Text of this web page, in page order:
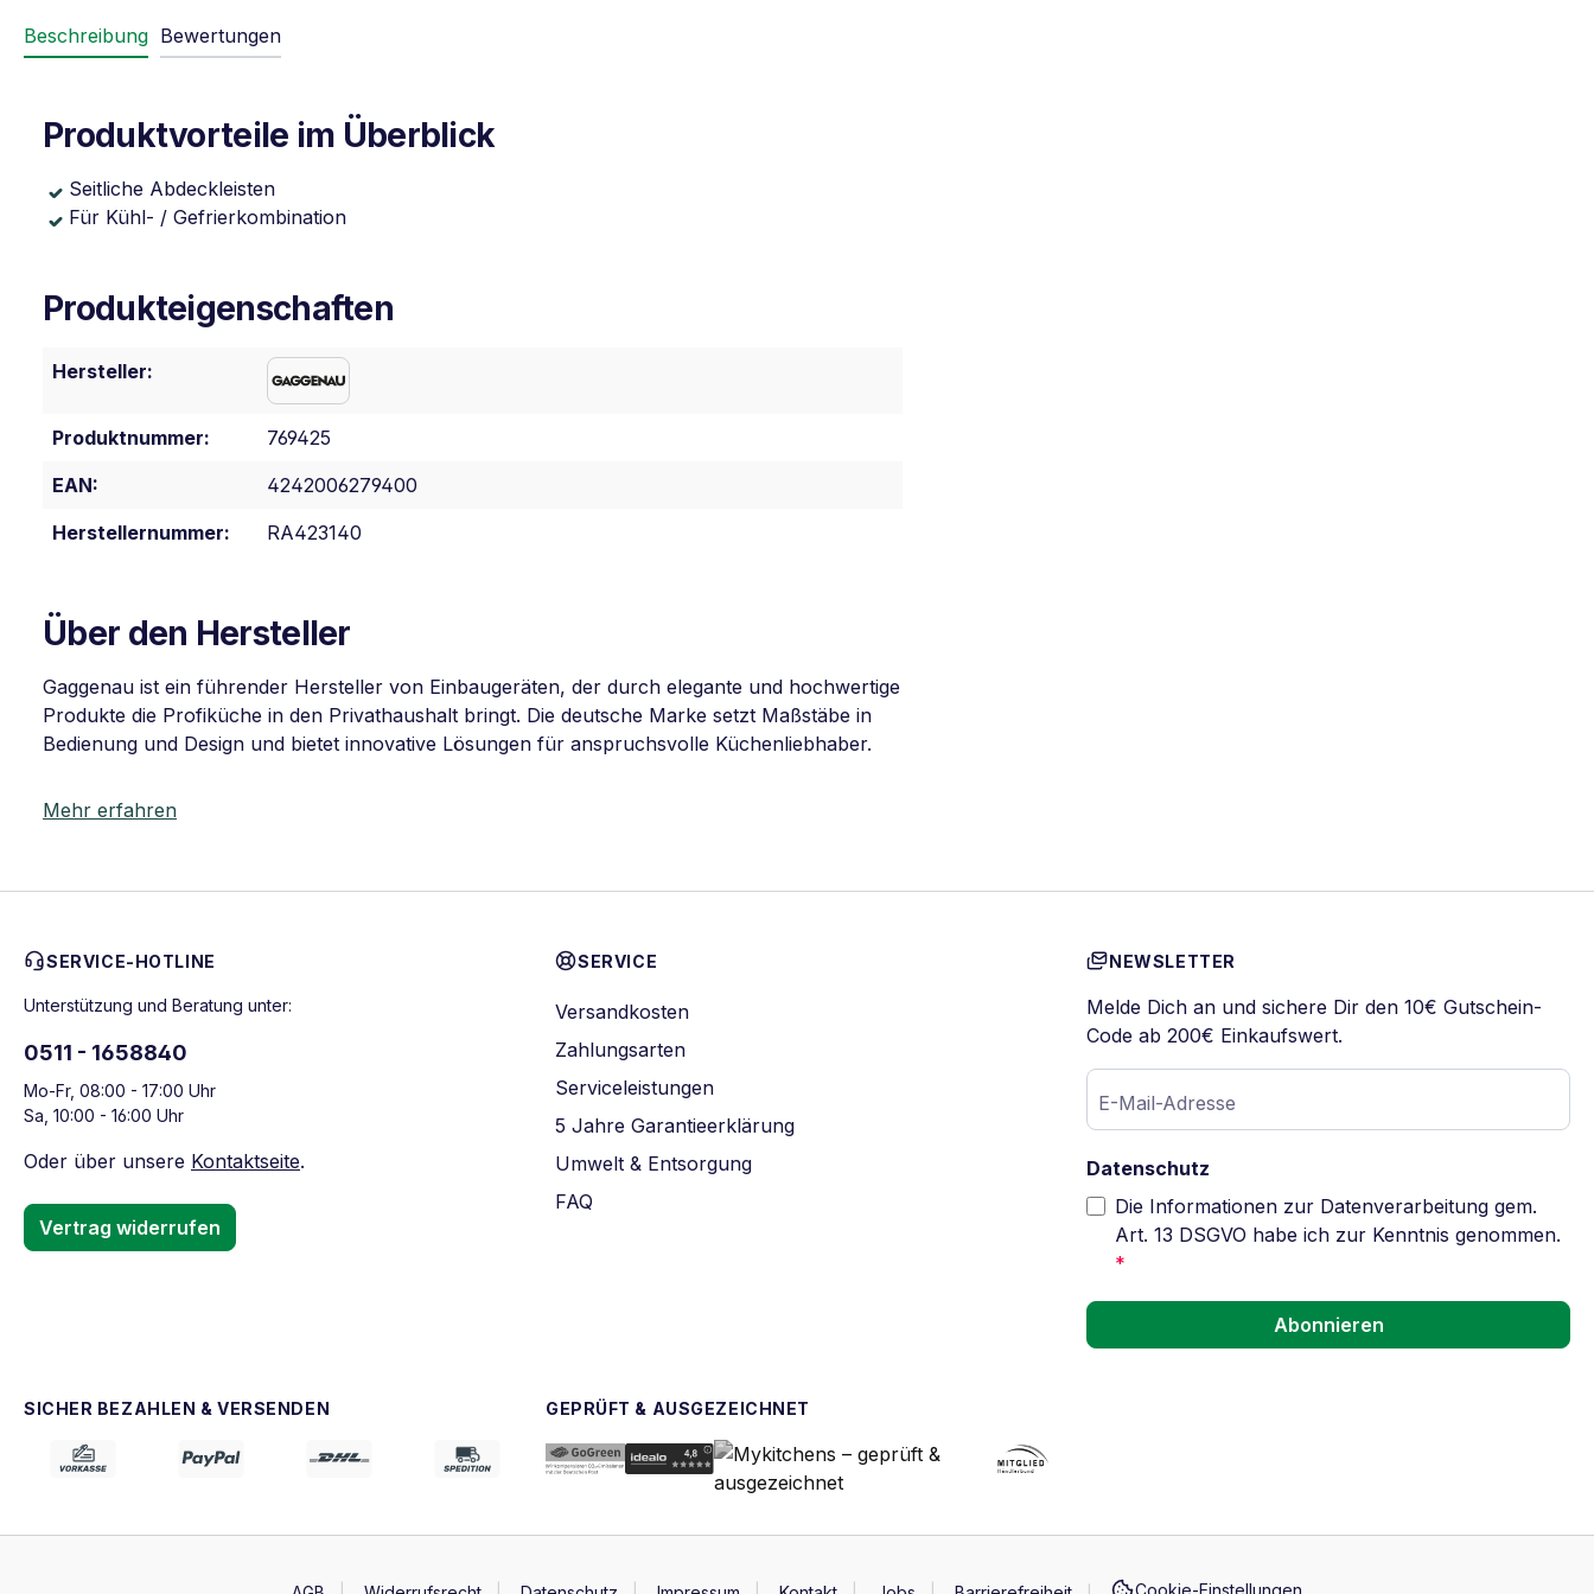
Beschreibung Bewertungen
Produktvorteile im Überblick
Seitliche Abdeckleisten
Für Kühl- / Gefrierkombination
Produkteigenschaften
Hersteller:
Produktnummer:
769425
EAN:
4242006279400
Herstellernummer:
RA423140
Über den Hersteller
Gaggenau ist ein führender Hersteller von Einbaugeräten, der durch elegante und hochwertige
Produkte die Profiküche in den Privathaushalt bringt. Die deutsche Marke setzt Maßstäbe in
Bedienung und Design und bietet innovative Lösungen für anspruchsvolle Küchenliebhaber.
Mehr erfahren
SERVICE-HOTLINE
Unterstützung und Beratung unter:
0511 - 1658840
Mo-Fr, 08:00 - 17:00 Uhr
Sa, 10:00 - 16:00 Uhr
Oder über unsere Kontaktseite.
Vertrag widerrufen
SERVICE
Versandkosten
Zahlungsarten
Serviceleistungen
5 Jahre Garantieerklärung
Umwelt & Entsorgung
FAQ
NEWSLETTER
Melde Dich an und sichere Dir den 10€ Gutschein-
Code ab 200€ Einkaufswert.
E-Mail-Adresse
Datenschutz
Die Informationen zur Datenverarbeitung gem.
Art. 13 DSGVO habe ich zur Kenntnis genommen.
*
Abonnieren
SICHER BEZAHLEN & VERSENDEN GEPRÜFT & AUSGEZEICHNET